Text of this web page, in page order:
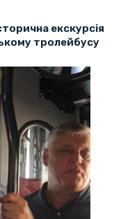
екскурсія
тролейбусу